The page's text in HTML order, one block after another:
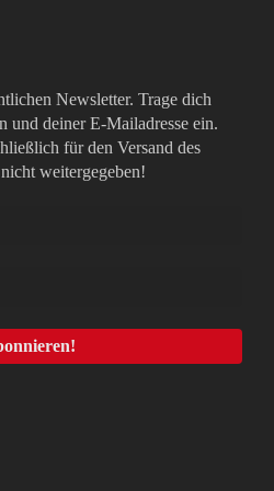
Newsletter. Trage dich
und deiner E-Mailadresse ein.
für den Versand des
weitergegeben!